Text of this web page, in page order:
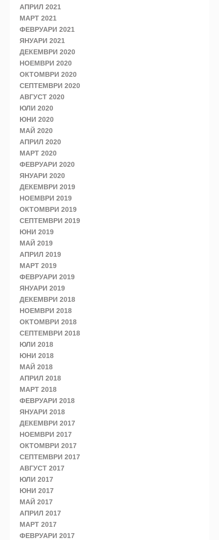
АПРИЛ 2021
МАРТ 2021
ФЕВРУАРИ 2021
ЯНУАРИ 2021
ДЕКЕМВРИ 2020
НОЕМВРИ 2020
ОКТОМВРИ 2020
СЕПТЕМВРИ 2020
АВГУСТ 2020
ЮЛИ 2020
ЮНИ 2020
МАЙ 2020
АПРИЛ 2020
МАРТ 2020
ФЕВРУАРИ 2020
ЯНУАРИ 2020
ДЕКЕМВРИ 2019
НОЕМВРИ 2019
ОКТОМВРИ 2019
СЕПТЕМВРИ 2019
ЮНИ 2019
МАЙ 2019
АПРИЛ 2019
МАРТ 2019
ФЕВРУАРИ 2019
ЯНУАРИ 2019
ДЕКЕМВРИ 2018
НОЕМВРИ 2018
ОКТОМВРИ 2018
СЕПТЕМВРИ 2018
ЮЛИ 2018
ЮНИ 2018
МАЙ 2018
АПРИЛ 2018
МАРТ 2018
ФЕВРУАРИ 2018
ЯНУАРИ 2018
ДЕКЕМВРИ 2017
НОЕМВРИ 2017
ОКТОМВРИ 2017
СЕПТЕМВРИ 2017
АВГУСТ 2017
ЮЛИ 2017
ЮНИ 2017
МАЙ 2017
АПРИЛ 2017
МАРТ 2017
ФЕВРУАРИ 2017